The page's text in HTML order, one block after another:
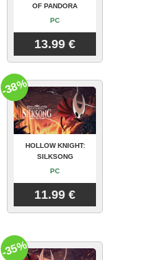
OF PANDORA
PC
13.99 €
HOLLOW KNIGHT:
SILKSONG
PC
11.99 €
-38%
-35%